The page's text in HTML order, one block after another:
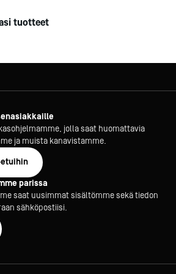
käyttämällä vesiautomaattia
vettä.
muoviroskaa ja
sekä valmistuksessa
on yleensä täysin
ympäristövaikutuksille.
vesihanaan ja ilman
tämä voi johtaa veden
ulkoisten vaikutusten
tuotteet
jolla saat huomattavia
ja muista kanavistamme.
etuihin
parissa
saat uusimmat sisältömme sekä tiedon
sähköpostiisi.